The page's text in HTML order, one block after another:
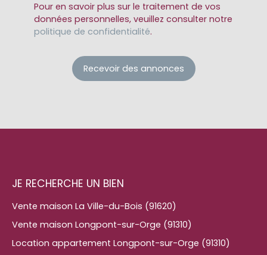
Pour en savoir plus sur le traitement de vos
données personnelles, veuillez consulter notre
politique de confidentialité.
Recevoir des annonces
JE RECHERCHE UN BIEN
Vente maison La Ville-du-Bois (91620)
Vente maison Longpont-sur-Orge (91310)
Location appartement Longpont-sur-Orge (91310)